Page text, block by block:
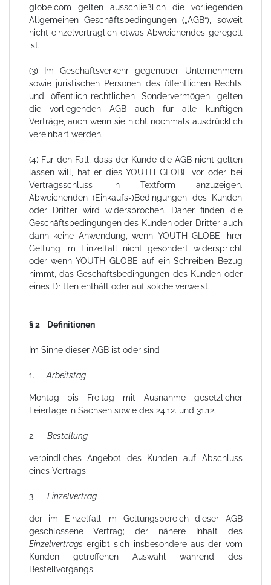
globe.com gelten ausschließlich die vorliegenden
Allgemeinen Geschäftsbedingungen („AGB“), soweit
nicht einzelvertraglich etwas Abweichendes geregelt
ist.
(3) Im Geschäftsverkehr gegenüber Unternehmern
sowie juristischen Personen des öffentlichen Rechts
und öffentlich-rechtlichen Sondervermögen gelten
die vorliegenden AGB auch für alle künftigen
Verträge, auch wenn sie nicht nochmals ausdrücklich
vereinbart werden.
(4) Für den Fall, dass der Kunde die AGB nicht gelten
lassen will, hat er dies YOUTH GLOBE vor oder bei
Vertragsschluss in Textform anzuzeigen.
Abweichenden (Einkaufs-)Bedingungen des Kunden
oder Dritter wird widersprochen. Daher finden die
Geschäftsbedingungen des Kunden oder Dritter auch
dann keine Anwendung, wenn YOUTH GLOBE ihrer
Geltung im Einzelfall nicht gesondert widerspricht
oder wenn YOUTH GLOBE auf ein Schreiben Bezug
nimmt, das Geschäftsbedingungen des Kunden oder
eines Dritten enthält oder auf solche verweist.
§ 2 Definitionen
Im Sinne dieser AGB ist oder sind
1. Arbeitstag
Montag bis Freitag mit Ausnahme gesetzlicher
Feiertage in Sachsen sowie des 24.12. und 31.12.;
2. Bestellung
verbindliches Angebot des Kunden auf Abschluss
eines Vertrags;
3. Einzelvertrag
der im Einzelfall im Geltungsbereich dieser AGB
geschlossene Vertrag; der nähere Inhalt des
Einzelvertrags ergibt sich insbesondere aus der vom
Kunden getroffenen Auswahl während des
Bestellvorgangs;